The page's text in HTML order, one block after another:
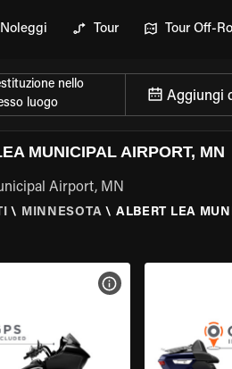
Noleggi Tour Tour Off-
nello
luogo
Aggiungi
MUNICIPAL AIRPORT, MN
Airport, MN
\ MINNESOTA \ ALBERT LEA
MOTO VISUALIZZA